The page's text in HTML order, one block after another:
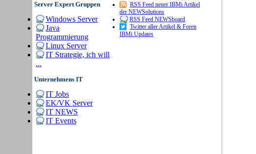
Server Expert Gruppen
Windows Server
Java
Programmierung
Linux Server
IT Strategie, ich will
...
Unternehmens IT
IT Jobs
EK/VK Server
IT NEWS
IT Events
RSS Feed neuer IBMi Artikel
der NEWSolutions
RSS Feed NEWSboard
Twitter aller Artikel & Foren
IBMi Updates